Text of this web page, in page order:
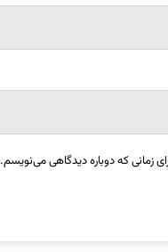
زمانی که دوباره دیدگاهی می‌نویسم.